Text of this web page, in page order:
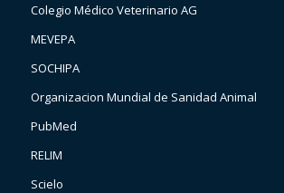
Colegio Médico Veterinario AG
MEVEPA
SOCHIPA
Organizacion Mundial de Sanidad Animal
PubMed
RELIM
Scielo